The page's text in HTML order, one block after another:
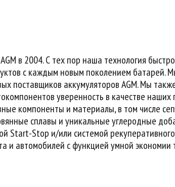
в 2004. С тех пор наша технология
с каждым новым поколением батарей.
поставщиков аккумуляторов AGM. Мы
уверенность в качестве
компоненты и материалы, в том числе
сплавы и уникальные углеродные
Start-Stop и/или системой
и автомобилей с функцией умной экономии